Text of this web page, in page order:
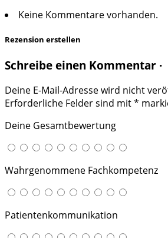
Keine Kommentare vorhanden.
Rezension erstellen
Schreibe einen Kommentar ·
Deine E-Mail-Adresse wird nicht
Erforderliche Felder sind mit*
Deine Gesamtbewertung
Wahrgenommene Fachkompetenz
Patientenkommunikation